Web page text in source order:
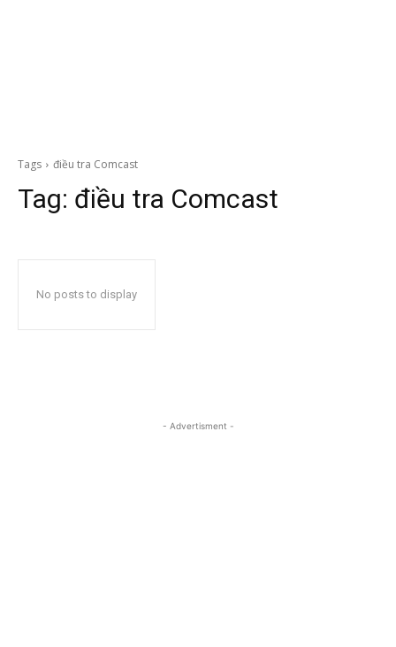
Tags điều tra Comcast
Tag: điều tra Comcast
No posts to display
- Advertisment -